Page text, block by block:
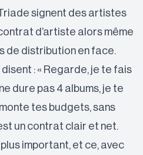
signent des artistes
d’artiste alors même
de distribution en face.
: « Regarde, je te fais
dure pas 4 albums, je te
tes budgets, sans
un contrat clair et net.
plus important, et ce, avec